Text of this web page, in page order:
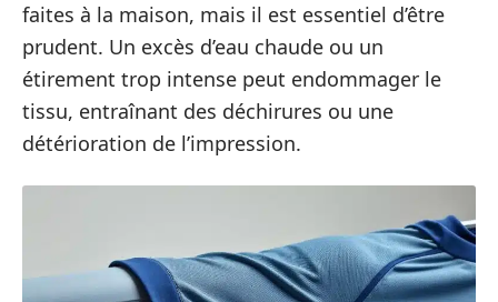
faites à la maison, mais il est essentiel d’être
prudent. Un excès d’eau chaude ou un
étirement trop intense peut endommager le
tissu, entraînant des déchirures ou une
détérioration de l’impression.